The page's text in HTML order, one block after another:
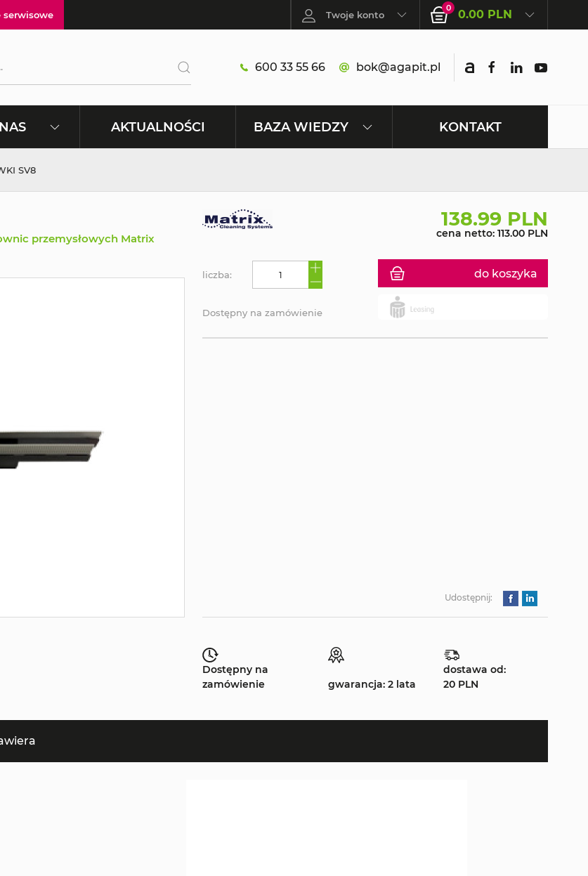
serwisowe Twoje konto
0 0.00 PLN
600 33 55 66 bok@agapit.pl
AKTUALNOŚCI BAZA WIEDZY KONTAKT
SV8
przemysłowych Matrix
138.99 PLN
cena netto: 113.00 PLN
do koszyka
liczba:
Dostępny na zamówienie
Udostępnij:
Dostępny na
zamówienie
gwarancja: 2 lata
dostawa od:
20 PLN